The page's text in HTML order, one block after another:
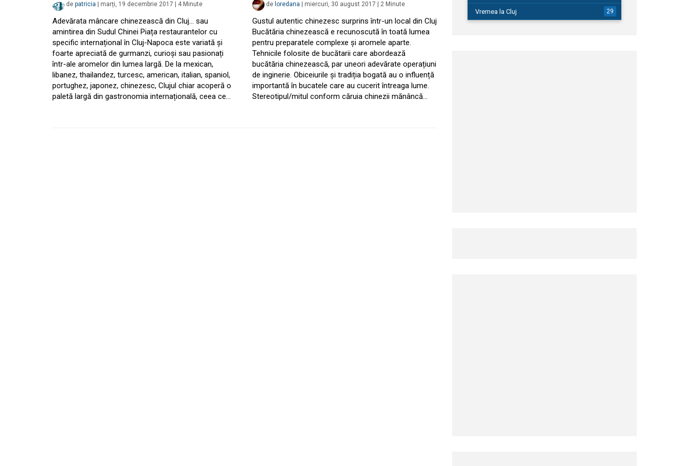
de patricia marți, 19 decembrie 2017 4 Minute
Adevărata mâncare chinezească din Cluj… sau
amintirea din Sudul Chinei Piața restaurantelor cu
specific internațional în Cluj-Napoca este variată și
foarte apreciată de gurmanzi, curioși sau pasionați
într-ale aromelor din lumea largă. De la mexican,
libanez, thailandez, turcesc, american, italian, spaniol,
portughez, japonez, chinezesc, Clujul chiar acoperă o
paletă largă din gastronomia internațională, ceea ce…
de loredana miercuri, 30 august 2017 2 Minute
Gustul autentic chinezesc surprins într-un local din Cluj
Bucătăria chinezească e recunoscută în toată lumea
pentru preparatele complexe și aromele aparte.
Tehnicile folosite de bucătarii care abordează
bucătăria chinezească, par uneori adevărate operațiuni
de inginerie. Obiceiurile și tradiția bogată au o influență
importantă în bucatele care au cucerit întreaga lume.
Stereotipul/mitul conform căruia chinezii mănâncă…
Vremea la Cluj 29